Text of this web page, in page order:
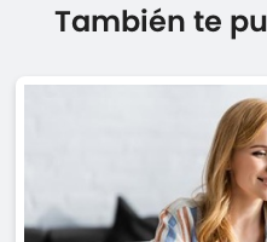
También te